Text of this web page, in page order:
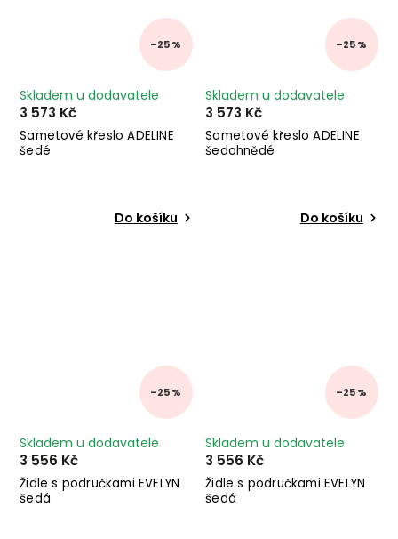
–25 %
Sametové křeslo ADELINE
šedé
Skladem u dodavatele
3 573 Kč
Do košíku
–25 %
Sametové křeslo ADELINE
šedohnědé
Skladem u dodavatele
3 573 Kč
Do košíku
–25 %
Židle s područkami EVELYN
šedá
Skladem u dodavatele
3 556 Kč
–25 %
Židle s područkami EVELYN
šedá
Skladem u dodavatele
3 556 Kč